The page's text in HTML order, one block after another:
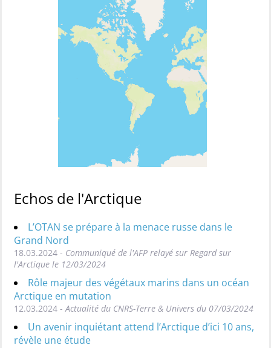
Echos de l'Arctique
L’OTAN se prépare à la menace russe dans le
Grand Nord
18.03.2024 - Communiqué de l'AFP relayé sur Regard sur
l'Arctique le 12/03/2024
Rôle majeur des végétaux marins dans un océan
Arctique en mutation
12.03.2024 - Actualité du CNRS-Terre & Univers du 07/03/2024
Un avenir inquiétant attend l’Arctique d’ici 10 ans,
révèle une étude